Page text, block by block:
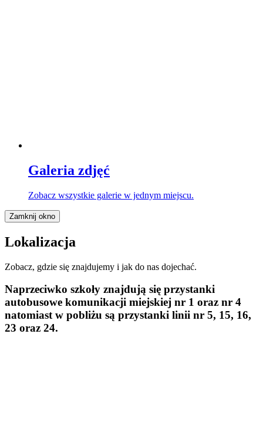
Galeria zdjęć
Zobacz wszystkie galerie w jednym miejscu.
Zamknij okno
Lokalizacja
Zobacz, gdzie się znajdujemy i jak do nas dojechać.
Naprzeciwko szkoły znajdują się przystanki
autobusowe komunikacji miejskiej nr 1 oraz nr 4
natomiast w pobliżu są przystanki linii nr 5, 15, 16,
23 oraz 24.